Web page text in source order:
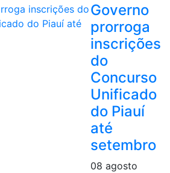
Governo
prorroga
inscrições
do
Concurso
Unificado
do Piauí
até
setembro
08 agosto